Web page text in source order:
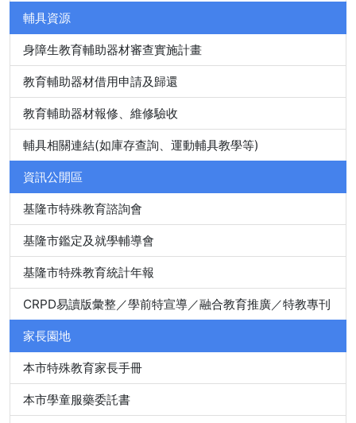
輔具資源
身障生教育輔助器材審查實施計畫
教育輔助器材借用申請及歸還
教育輔助器材報修、維修驗收
輔具相關連結(如庫存查詢、運動輔具教學等)
資訊公開區
基隆市特殊教育諮詢會
基隆市鑑定及就學輔導會
基隆市特殊教育統計年報
CRPD易讀版彙整／學前特宣導／融合教育推廣／特教專刊
家長園地
本市特殊教育家長手冊
本市學童服藥委託書